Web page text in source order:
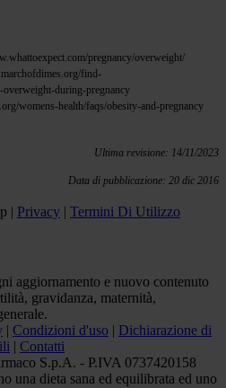
pregnancy/overweight/
find-
overweight-during-pregnancy
womens-health/faqs/obesity-and-pregnancy
Ultima revisione: 14/11/2023
Data di pubblicazione: 20 dic 2016
| Privacy | Termini Di Utilizzo
aggiornamento e nuovo contenuto
gravidanza, maternità,
| Condizioni d'uso | Dichiarazione di
| Contatti
S.p.A. - P.IVA 0737420158
una dieta sana ed equilibrata ed uno